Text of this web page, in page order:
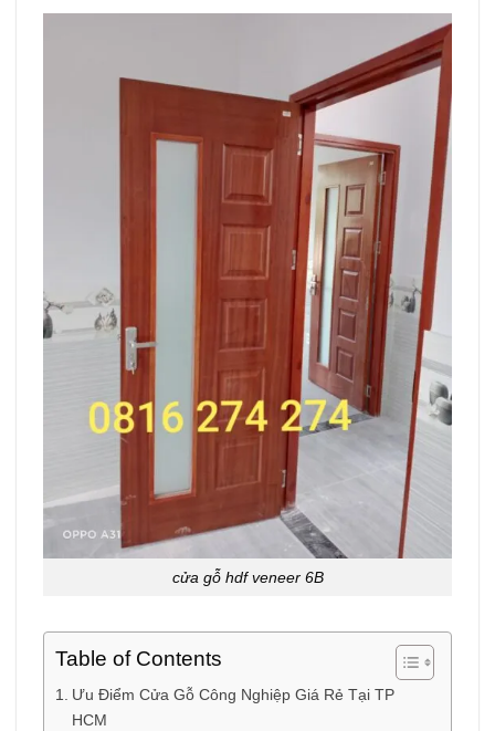
cửa gỗ hdf veneer 6B
Table of Contents
Ưu Điểm Cửa Gỗ Công Nghiệp Giá Rẻ Tại TP
HCM